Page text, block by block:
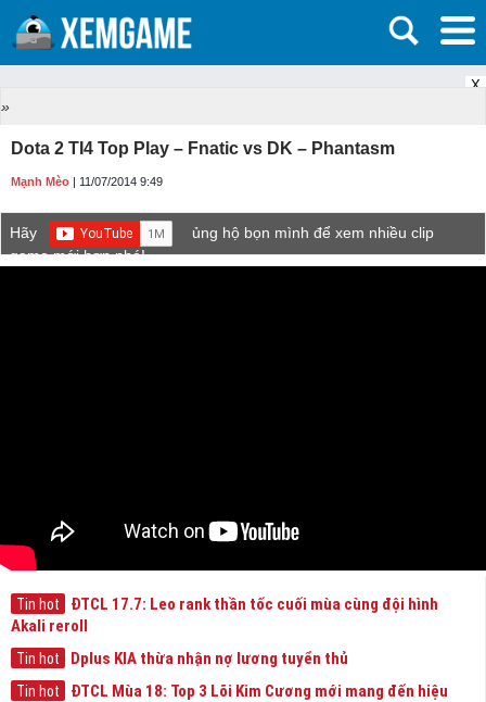
X
»
Dota 2 TI4 Top Play – Fnatic vs DK – Phantasm
Mạnh Mèo | 11/07/2014 9:49
Hãy
ủng hộ bọn mình để xem nhiều clip
game mới hơn nhé!
Tin hot
ĐTCL 17.7: Leo rank thần tốc cuối mùa cùng đội hình
Akali reroll
Tin hot Dplus KIA thừa nhận nợ lương tuyển thủ
Tin hot
ĐTCL Mùa 18: Top 3 Lõi Kim Cương mới mang đến hiệu